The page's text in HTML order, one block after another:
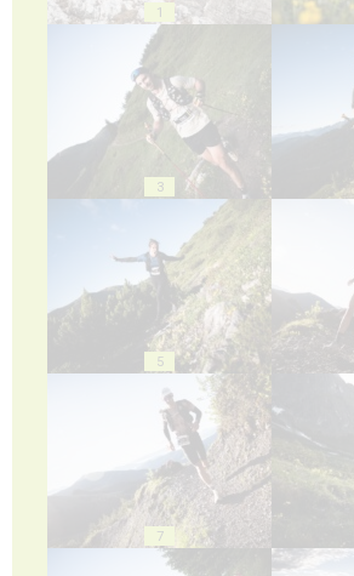
1
3
5
7